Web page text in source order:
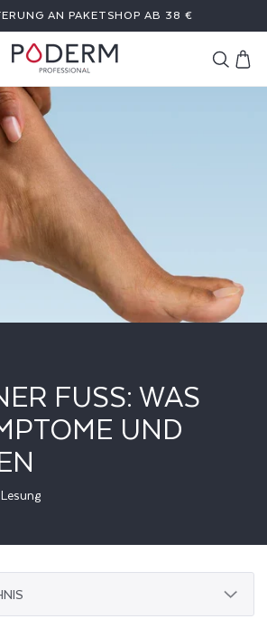
EINEM EINKAUFSWERT VON 59 €
FUSS: WAS T
UND L